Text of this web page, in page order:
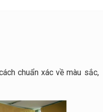
chuẩn xác về màu sắc,